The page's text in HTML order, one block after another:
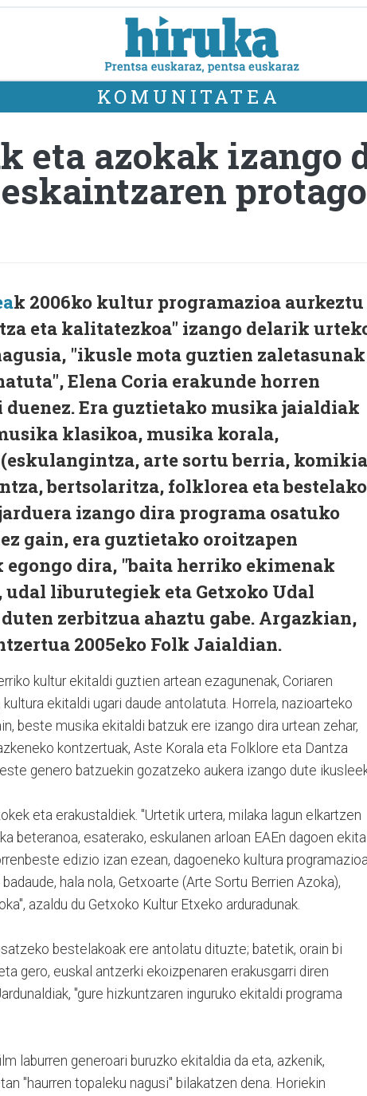
KOMUNITATEA
eta azokak izango
k 2006ko kultur programazioa aurkeztu
eta kalitatezkoa" izango delarik
"ikusle mota guztien zaletasunak
Elena Coria erakunde horren
Era guztietako musika jaialdiak
klasikoa, musika korala,
arte sortu berria,
bertsolaritza, folklorea eta bestelako
izango dira programa osatuko
gain, era guztietako oroitzapen
dira, "baita herriko ekimenak
udal liburutegiek eta Getxoko Udal
zerbitzua ahaztu gabe. Argazkian,
2005eko Folk Jaialdian.
kultur ekitaldi guztien artean ezagunenak, Coriaren
ekitaldi ugari daude antolatuta. Horrela, nazioarteko
beste musika ekitaldi batzuk ere izango dira urtean zehar,
kontzertuak, Aste Korala eta Folklore eta Dantza
genero batzuekin gozatzeko aukera izango dute
eta erakustaldiek. "Urtetik urtera, milaka lagun elkartzen
beteranoa, esaterako, eskulanen arloan EAEn dagoen
edizio izan ezean, dagoeneko kultura
hala nola, Getxoarte (Arte Sortu Berrien Azoka),
azaldu du Getxoko Kultur Etxeko arduradunak.
bestelakoak ere antolatu dituzte; batetik, orain bi
gero, euskal antzerki ekoizpenaren erakusgarri diren
"gure hizkuntzaren inguruko ekitaldi programa
laburren generoari buruzko ekitaldia da eta, azkenik,
"haurren topaleku nagusi" bilakatzen dena. Horiekin